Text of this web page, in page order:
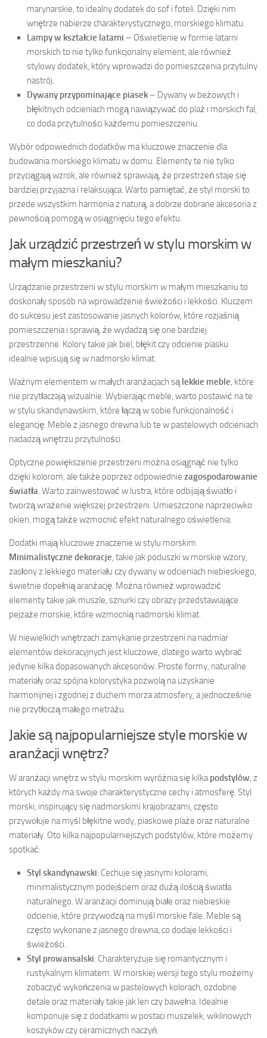
marynarskie, to idealny dodatek do sof i foteli. Dzięki nim
wnętrze nabierze charakterystycznego, morskiego klimatu.
Lampy w kształcie latarni – Oświetlenie w formie latarni
morskich to nie tylko funkcjonalny element, ale również
stylowy dodatek, który wprowadzi do pomieszczenia przytulny
nastrój.
Dywany przypominające piasek – Dywany w beżowych i
błękitnych odcieniach mogą nawiązywać do plaż i morskich fal,
co doda przytulności każdemu pomieszczeniu.
Wybór odpowiednich dodatków ma kluczowe znaczenie dla
budowania morskiego klimatu w domu. Elementy te nie tylko
przyciągają wzrok, ale również sprawiają, że przestrzeń staje się
bardziej przyjazna i relaksująca. Warto pamiętać, że styl morski to
przede wszystkim harmonia z naturą, a dobrze dobrane akcesoria z
pewnością pomogą w osiągnięciu tego efektu.
Jak urządzić przestrzeń w stylu morskim w
małym mieszkaniu?
Urządzanie przestrzeni w stylu morskim w małym mieszkaniu to
doskonały sposób na wprowadzenie świeżości i lekkości. Kluczem
do sukcesu jest zastosowanie jasnych kolorów, które rozjaśnią
pomieszczenia i sprawią, że wydadzą się one bardziej
przestrzenne. Kolory takie jak biel, błękit czy odcienie piasku
idealnie wpisują się w nadmorski klimat.
Ważnym elementem w małych aranżacjach sąlekkie meble, które
nie przytłaczają wizualnie. Wybierając meble, warto postawić na te
w stylu skandynawskim, które łączą w sobie funkcjonalność i
elegancję. Meble z jasnego drewna lub te w pastelowych odcieniach
nadadzą wnętrzu przytulności.
Optyczne powiększenie przestrzeni można osiągnąć nie tylko
dzięki kolorom, ale także poprzez odpowiednie zagospodarowanie
światła. Warto zainwestować w lustra, które odbijają światło i
tworzą wrażenie większej przestrzeni. Umieszczone naprzeciwko
okien, mogą także wzmocnić efekt naturalnego oświetlenia.
Dodatki mają kluczowe znaczenie w stylu morskim.
Minimalistyczne dekoracje, takie jak poduszki w morskie wzory,
zasłony z lekkiego materiału czy dywany w odcieniach niebieskiego,
świetnie dopełnią aranżację. Można również wprowadzić
elementy takie jak muszle, sznurki czy obrazy przedstawiające
pejzaże morskie, które wzmocnią nadmorski klimat.
W niewielkich wnętrzach zamykanie przestrzeni na nadmiar
elementów dekoracyjnych jest kluczowe, dlatego warto wybrać
jedynie kilka dopasowanych akcesoriów. Proste formy, naturalne
materiały oraz spójna kolorystyka pozwolą na uzyskanie
harmonijnej i zgodnej z duchem morza atmosfery, a jednocześnie
nie przytłoczą małego metrażu.
Jakie są najpopularniejsze style morskie w
aranżacji wnętrz?
W aranżacji wnętrz w stylu morskim wyróżnia się kilkapodstylów, z
których każdy ma swoje charakterystyczne cechy i atmosferę. Styl
morski, inspirujący się nadmorskimi krajobrazami, często
przywołuje na myśl błękitne wody, piaskowe plaże oraz naturalne
materiały. Oto kilka najpopularniejszych podstylów, które możemy
spotkać:
Styl skandynawski: Cechuje się jasnymi kolorami,
minimalistycznym podejściem oraz dużą ilością światła
naturalnego. W aranżacji dominują białe oraz niebieskie
odcienie, które przywodzą na myśl morskie fale. Meble są
często wykonane z jasnego drewna, co dodaje lekkości i
świeżości.
Styl prowansalski: Charakteryzuje się romantycznym i
rustykalnym klimatem. W morskiej wersji tego stylu możemy
zobaczyć wykończenia w pastelowych kolorach, ozdobne
detale oraz materiały takie jak len czy bawełna. Idealnie
komponuje się z dodatkami w postaci muszelek, wiklinowych
koszyków czy ceramicznych naczyń.